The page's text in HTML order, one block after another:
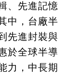
、先進記憶
中，台廠半
先進封裝與
於全球半導
力，中長期